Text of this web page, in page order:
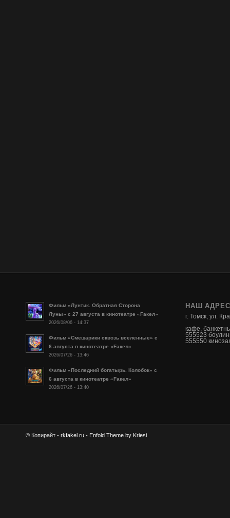
Фильм «Лунтик. Обратная Сторона
Луны» с 27 августа в кинотеатре «Fакел»
2026/08/06 - 14:37
Фильм «Смешарики сквозь вселенные» с
6 августа в кинотеатре «Fакел»
2026/07/26 - 13:46
Фильм «Последний богатырь. Колобок» с
6 августа в кинотеатре «Fакел»
2026/07/26 - 13:40
НАШ АДРЕС
г. Томск, ул.
кафе,
555523
555550
© Копирайт - rkfakel.ru - Enfold Theme by Kriesi